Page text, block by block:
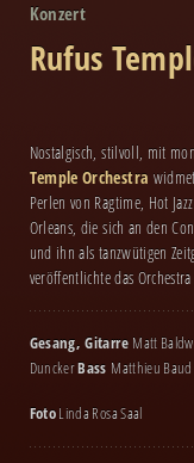
Konzert
Rufus
Nostalgisch, stilvoll, mit
Temple Orchestra
Perlen von Ragtime, Hot
Orleans, die sich an den
und ihn als tanzwütigen
veröffentlichte das
Gesang, Gitarre Matt
DunckerBass Matthieu Baud
FotoLinda Rosa Saal